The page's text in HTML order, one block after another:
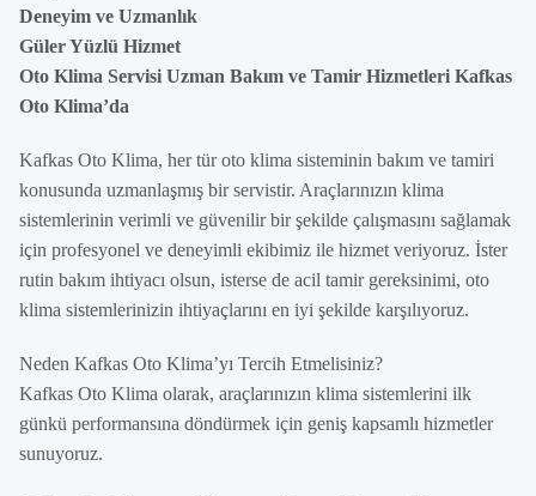
Deneyim ve Uzmanlık
Güler Yüzlü Hizmet
Oto Klima Servisi Uzman Bakım ve Tamir Hizmetleri Kafkas
Oto Klima’da
Kafkas Oto Klima, her tür oto klima sisteminin bakım ve tamiri
konusunda uzmanlaşmış bir servistir. Araçlarınızın klima
sistemlerinin verimli ve güvenilir bir şekilde çalışmasını sağlamak
için profesyonel ve deneyimli ekibimiz ile hizmet veriyoruz. İster
rutin bakım ihtiyacı olsun, isterse de acil tamir gereksinimi, oto
klima sistemlerinizin ihtiyaçlarını en iyi şekilde karşılıyoruz.
Neden Kafkas Oto Klima’yı Tercih Etmelisiniz?
Kafkas Oto Klima olarak, araçlarınızın klima sistemlerini ilk
günkü performansına döndürmek için geniş kapsamlı hizmetler
sunuyoruz.